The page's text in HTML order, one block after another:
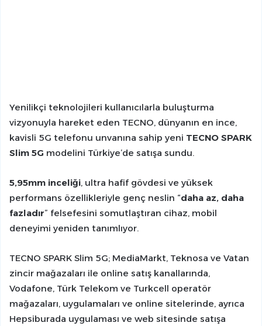
Yenilikçi teknolojileri kullanıcılarla buluşturma
vizyonuyla hareket eden TECNO, dünyanın en ince,
kavisli 5G telefonu unvanına sahip yeni TECNO SPARK
Slim 5G modelini Türkiye’de satışa sundu.
5,95mm inceliği, ultra hafif gövdesi ve yüksek
performans özellikleriyle genç neslin “daha az, daha
fazladır” felsefesini somutlaştıran cihaz, mobil
deneyimi yeniden tanımlıyor.
TECNO SPARK Slim 5G; MediaMarkt, Teknosa ve Vatan
zincir mağazaları ile online satış kanallarında,
Vodafone, Türk Telekom ve Turkcell operatör
mağazaları, uygulamaları ve online sitelerinde, ayrıca
Hepsiburada uygulaması ve web sitesinde satışa